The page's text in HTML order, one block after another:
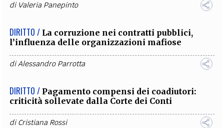
di Valeria Panepinto
DIRITTO / La corruzione nei contratti pubblici,
l’influenza delle organizzazioni mafiose
diAlessandro Parrotta
DIRITTO / Pagamento compensi dei coadiutori:
criticità sollevate dalla Corte dei Conti
diCristiana Rossi